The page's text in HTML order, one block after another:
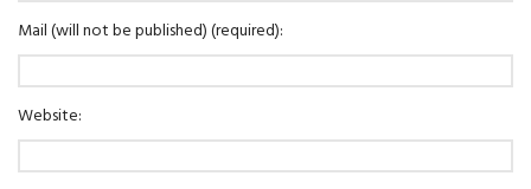
Mail (will not be published) (required):
Website: